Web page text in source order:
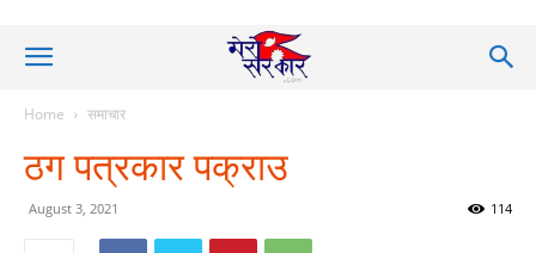
Home समाचार
ठग पत्रकार पक्राउ
August 3, 2021 114